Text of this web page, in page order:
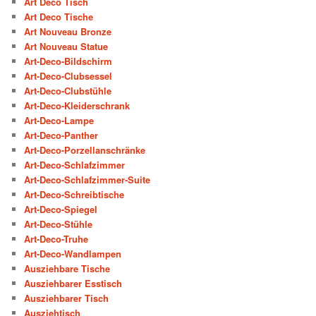
Art Deco Tische
Art Nouveau Bronze
Art Nouveau Statue
Art-Deco-Bildschirm
Art-Deco-Clubsessel
Art-Deco-Clubstühle
Art-Deco-Kleiderschrank
Art-Deco-Lampe
Art-Deco-Panther
Art-Deco-Porzellanschränke
Art-Deco-Schlafzimmer
Art-Deco-Schlafzimmer-Suite
Art-Deco-Schreibtische
Art-Deco-Spiegel
Art-Deco-Stühle
Art-Deco-Truhe
Art-Deco-Wandlampen
Ausziehbare Tische
Ausziehbarer Esstisch
Ausziehbarer Tisch
Ausziehtisch